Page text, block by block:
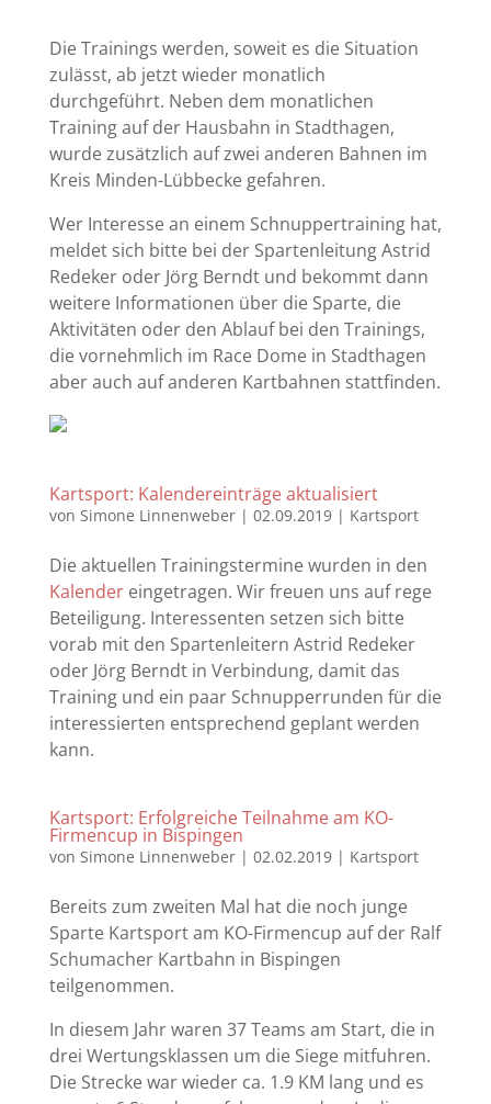
Die Trainings werden, soweit es die Situation
zulässt, ab jetzt wieder monatlich
durchgeführt. Neben dem monatlichen
Training auf der Hausbahn in Stadthagen,
wurde zusätzlich auf zwei anderen Bahnen im
Kreis Minden-Lübbecke gefahren.
Wer Interesse an einem Schnuppertraining hat,
meldet sich bitte bei der Spartenleitung Astrid
Redeker oder Jörg Berndt und bekommt dann
weitere Informationen über die Sparte, die
Aktivitäten oder den Ablauf bei den Trainings,
die vornehmlich im Race Dome in Stadthagen
aber auch auf anderen Kartbahnen stattfinden.
Kartsport: Kalendereinträge aktualisiert
von Simone Linnenweber| 02.09.2019| Kartsport
Die aktuellen Trainingstermine wurden in den
Kalendereingetragen. Wir freuen uns auf rege
Beteiligung. Interessenten setzen sich bitte
vorab mit den Spartenleitern Astrid Redeker
oder Jörg Berndt in Verbindung, damit das
Training und ein paar Schnupperrunden für die
interessierten entsprechend geplant werden
kann.
Kartsport: Erfolgreiche Teilnahme am KO-
Firmencup in Bispingen
von Simone Linnenweber| 02.02.2019| Kartsport
Bereits zum zweiten Mal hat die noch junge
Sparte Kartsport am KO-Firmencup auf der Ralf
Schumacher Kartbahn in Bispingen
teilgenommen.
In diesem Jahr waren 37 Teams am Start, die in
drei Wertungsklassen um die Siege mitfuhren.
Die Strecke war wieder ca. 1.9 KM lang und es